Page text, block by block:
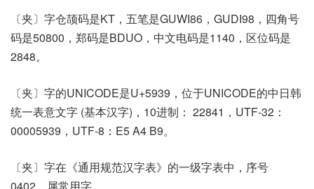
〔夹〕字仓颉码是KT，五笔是GUWI86，GUDI98，四角号
码是50800，郑码是BDUO，中文电码是1140，区位码是
2848。
〔夹〕字的UNICODE是U+5939，位于UNICODE的中日韩
统一表意文字 (基本汉字)，10进制： 22841，UTF-32：
00005939，UTF-8：E5 A4 B9。
〔夹〕字在《通用规范汉字表》的一级字表中，序号
0402，属常用字。